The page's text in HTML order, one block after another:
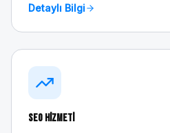
Detaylı Bilgi
SEO Hizmeti